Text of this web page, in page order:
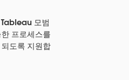
모범
프로세스를
도록 지원합